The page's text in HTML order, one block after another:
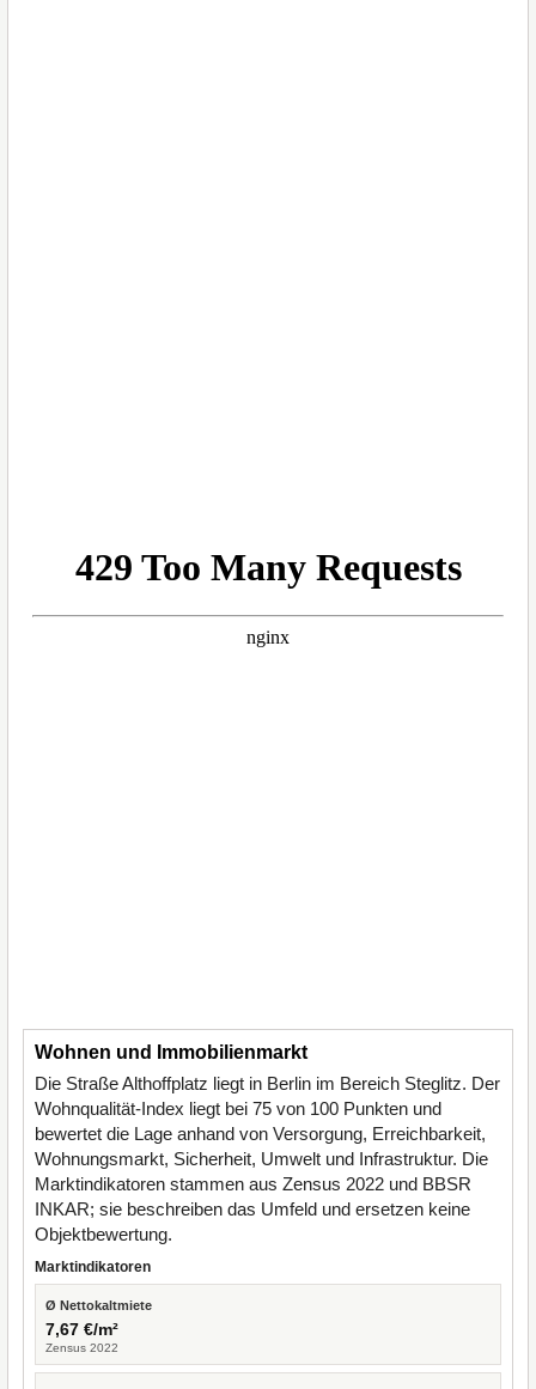
Wohnen und Immobilienmarkt
Die Straße Althoffplatz liegt in Berlin im Bereich Steglitz. Der
Wohnqualität-Index liegt bei 75 von 100 Punkten und
bewertet die Lage anhand von Versorgung, Erreichbarkeit,
Wohnungsmarkt, Sicherheit, Umwelt und Infrastruktur. Die
Marktindikatoren stammen aus Zensus 2022 und BBSR
INKAR; sie beschreiben das Umfeld und ersetzen keine
Objektbewertung.
Marktindikatoren
Ø Nettokaltmiete
7,67 €/m²
Zensus 2022